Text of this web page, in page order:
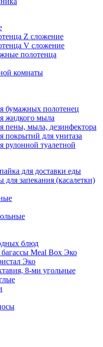
Z сложение
V сложение
полотенца
комнаты
бумажных полотенец
жидкого мыла
пены, мыла, дезинфектора
покрытий для унитаза
рулонной туалетной
для доставки еды
запекания (касалетки)
блюд
Meal Box Эко
Эко
8-ми угольные